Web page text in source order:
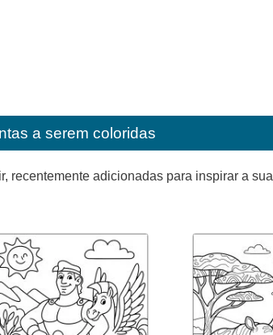
a serem coloridas
recentemente adicionadas para inspirar a